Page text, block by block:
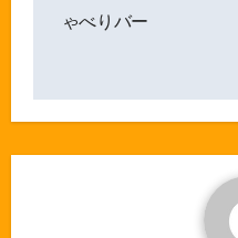
ビ
ー
ゃべりバー